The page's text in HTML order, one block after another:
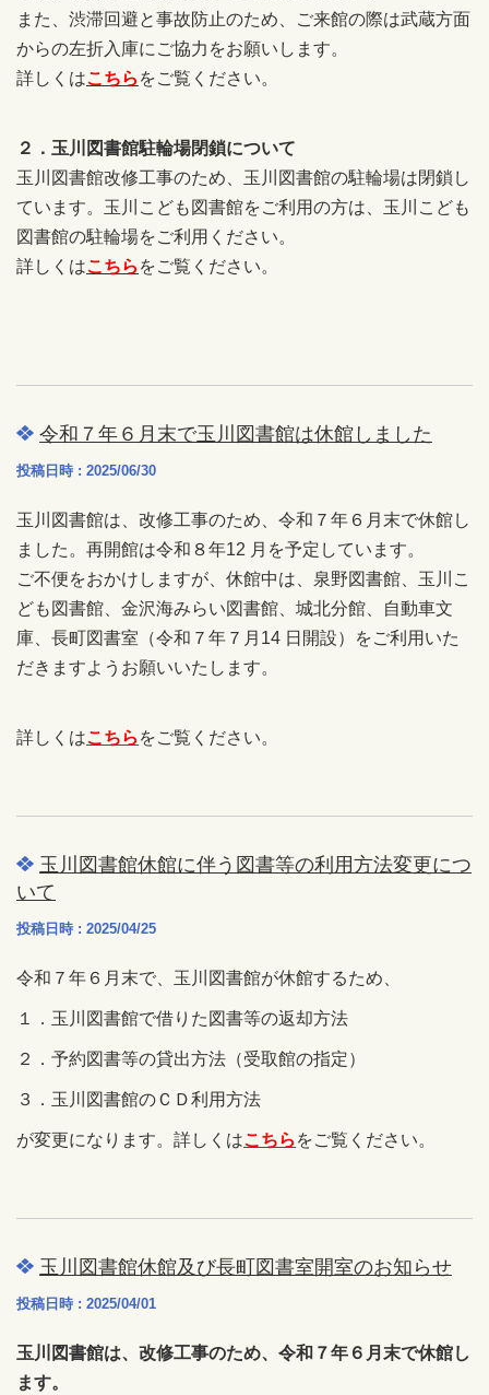
また、渋滞回避と事故防止のため、ご来館の際は武蔵方面
からの左折入庫にご協力をお願いします。
詳しくはこちら をご覧ください。
２．玉川図書館駐輪場閉鎖について
玉川図書館改修工事のため、玉川図書館の駐輪場は閉鎖し
ています。玉川こども図書館をご利用の方は、玉川こども
図書館の駐輪場をご利用ください。
詳しくはこちら をご覧ください。
令和７年６月末で玉川図書館は休館しました
投稿日時 : 2025/06/30
玉川図書館は、改修工事のため、令和７年６月末で休館し
ました。再開館は令和８年12 月を予定しています。
ご不便をおかけしますが、休館中は、泉野図書館、玉川こ
ども図書館、金沢海みらい図書館、城北分館、自動車文
庫、長町図書室（令和７年７月14 日開設）をご利用いた
だきますようお願いいたします。
詳しくはこちら をご覧ください。
玉川図書館休館に伴う図書等の利用方法変更につ
いて
投稿日時 : 2025/04/25
令和７年６月末で、玉川図書館が休館するため、
１．玉川図書館で借りた図書等の返却方法
２．予約図書等の貸出方法（受取館の指定）
３．玉川図書館のＣＤ利用方法
が変更になります。詳しくはこちら をご覧ください。
玉川図書館休館及び長町図書室開室のお知らせ
投稿日時 : 2025/04/01
玉川図書館は、改修工事のため、令和７年６月末で休館し
ます。